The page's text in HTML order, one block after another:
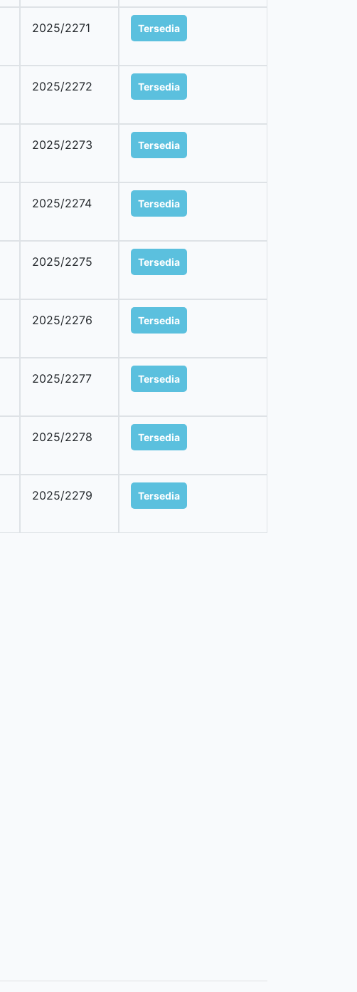
2025/2271 Tersedia
2025/2272 Tersedia
2025/2273 Tersedia
2025/2274 Tersedia
2025/2275 Tersedia
2025/2276 Tersedia
2025/2277 Tersedia
2025/2278 Tersedia
2025/2279 Tersedia